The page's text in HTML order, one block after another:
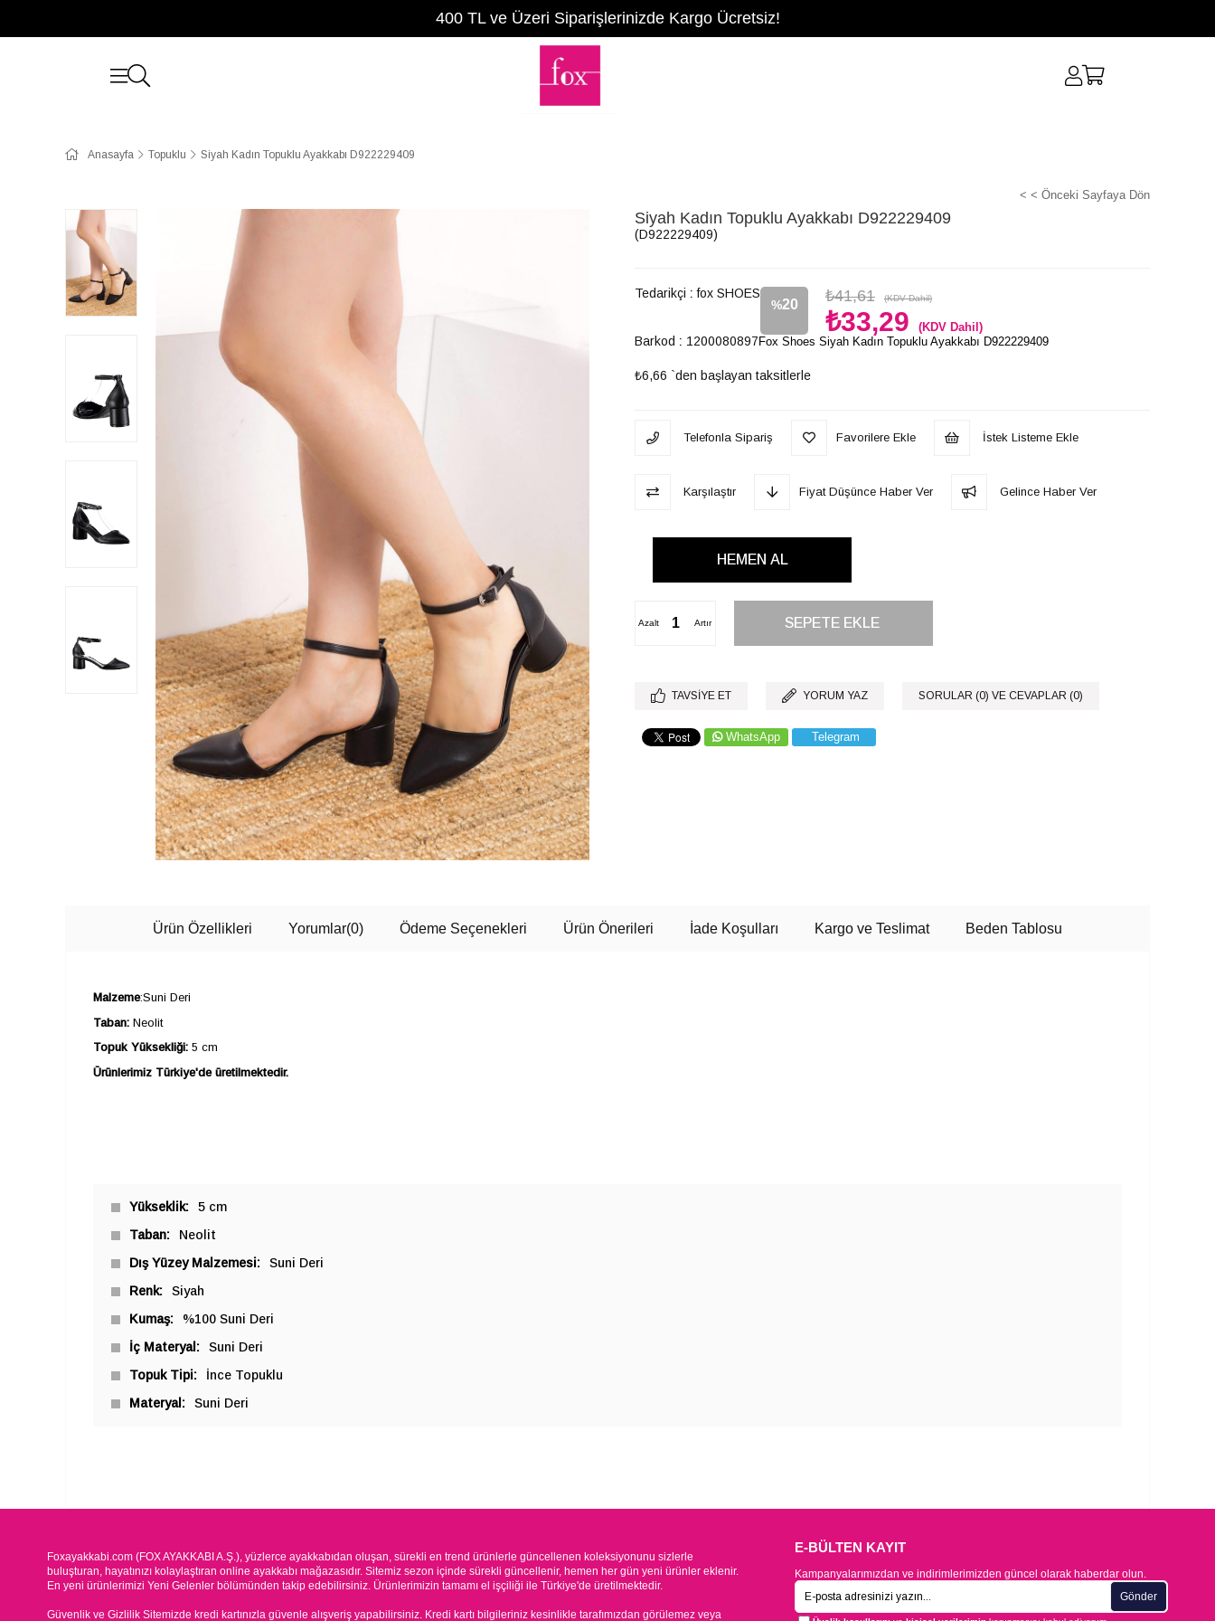
400 TL ve Üzeri Siparişlerinizde Kargo Ücretsiz!
Anasayfa Topuklu Siyah Kadın Topuklu Ayakkabı D922229409
< < Önceki Sayfaya Dön
Siyah Kadın Topuklu Ayakkabı D922229409
(D922229409)
Tedarikçi : fox SHOES
%20
İndirim
₺41,61 (KDV Dahil)
₺33,29 (KDV Dahil)
Barkod : 1200080897
₺6,66 `den başlayan taksitlerle
Fox Shoes Siyah Kadın Topuklu Ayakkabı D922229409
Telefonla Sipariş Favorilere Ekle İstek Listeme Ekle
Karşılaştır Fiyat Düşünce Haber Ver Gelince Haber Ver
Artır
Azalt
TAVSIYE ET YORUM YAZ SORULAR (0) VE CEVAPLAR (0)
WhatsApp Telegram
Ürün Özellikleri Yorumlar(0) Ödeme Seçenekleri Ürün Önerileri İade Koşulları Kargo ve Teslimat Beden Tablosu
Malzeme:Suni Deri
Taban: Neolit
Topuk Yüksekliği: 5 cm
Ürünlerimiz Türkiye'de üretilmektedir.
Yükseklik
5 cm
Taban
Neolit
Dış Yüzey Malzemesi
Suni Deri
Renk
Siyah
Kumaş
%100 Suni Deri
İç Materyal
Suni Deri
Topuk Tipi
İnce Topuklu
Materyal
Suni Deri
Foxayakkabi.com (FOX AYAKKABI A.Ş.), yüzlerce ayakkabıdan oluşan, sürekli en trend ürünlerle güncellenen koleksiyonunu sizlerle
buluşturan, hayatınızı kolaylaştıran online ayakkabı mağazasıdır. Sitemiz sezon içinde sürekli güncellenir, hemen her gün yeni ürünler eklenir.
En yeni ürünlerimizi Yeni Gelenler bölümünden takip edebilirsiniz. Ürünlerimizin tamamı el işçiliği ile Türkiye'de üretilmektedir.
Güvenlik ve Gizlilik Sitemizde kredi kartınızla güvenle alışveriş yapabilirsiniz. Kredi kartı bilgileriniz kesinlikle tarafımızdan görülemez veya
E-BÜLTEN KAYIT
Kampanyalarımızdan ve indirimlerimizden güncel olarak haberdar olun.
Gönder